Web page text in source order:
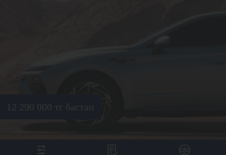
12 290 000 тг бастап